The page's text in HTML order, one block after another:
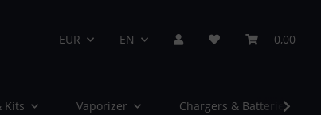
EUR EN 0,00
Kits Vaporizer Chargers & Batteries